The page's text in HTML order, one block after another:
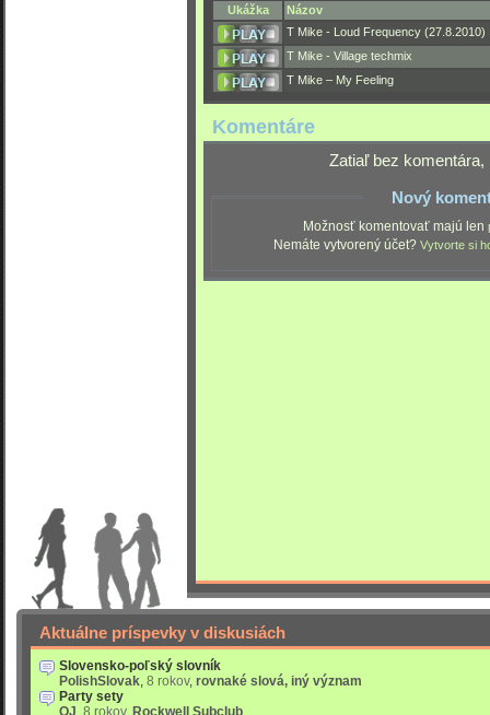
Ukážka
Názov
T Mike - Loud Frequency (27.8.2010)
T Mike - Village techmix
T Mike – My Feeling
Komentáre
Zatiaľ bez komentára,
Nový
Možnosť komentovať majú len
Nemáte vytvorený účet? Vytvorte si
Aktuálne príspevky v diskusiách
Slovensko-poľský slovník
PolishSlovak, 8 rokov, rovnaké slová, iný význam
Party sety